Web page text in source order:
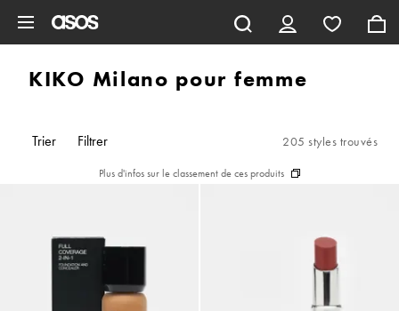
KIKO Milano pour femme
Trier Filtrer 205 styles trouvés
Plus d'infos sur le classement de ces produits